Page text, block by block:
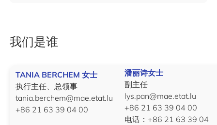
我们是谁
TANIA BERCHEM 女士
执行主任、总领事
tania.berchem@mae.etat.lu
+86 21 63 39 04 00
潘丽诗女士
副主任
lys.pan@mae.etat.lu
+86 21 63 39 04 00
电话：+86 21 63 39 04